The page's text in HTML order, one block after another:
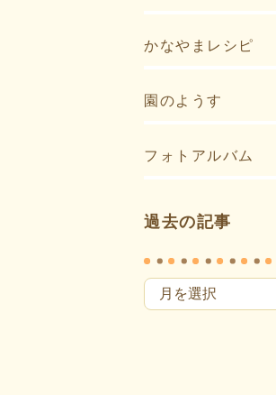
かなやまレシピ
園のようす
フォトアルバム
過去の記事